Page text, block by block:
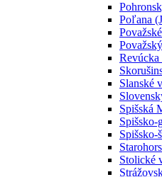
Poľana
Revúcka
Slanské
Spišská
Spišsko-
Spišsko-
Stolické